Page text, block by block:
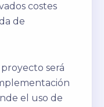
costes
de
será
el uso de